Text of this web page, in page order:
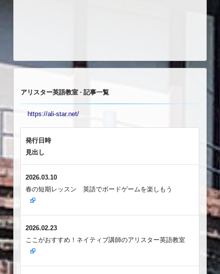
アリスター英語教室 - 記事一覧
https://ali-star.net/
発行日時
見出し
2026.03.10
春の短期レッスン 英語でボードゲームを楽しもう
2026.02.23
ここがおすすめ！ネイティブ講師のアリスター英語教室